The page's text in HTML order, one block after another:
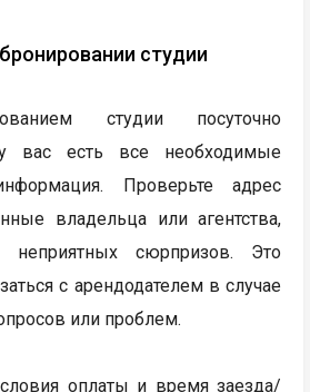
студии
студии посуточно
вас есть все необходимые
Проверьте адрес
владельца или агентства,
неприятных сюрпризов. Это
с арендодателем в случае
или проблем.
оплаты и время заезда/